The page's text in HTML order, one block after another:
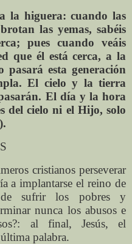
la higuera: cuando las
las yemas, sabéis
pues cuando veáis
que él está cerca, a la
pasará esta generación
El cielo y la tierra
El día y la hora
del cielo ni el Hijo, solo
cristianos perseverar
a implantarse el reino de
de sufrir los pobres y
nunca los abusos e
al final, Jesús, el
palabra.